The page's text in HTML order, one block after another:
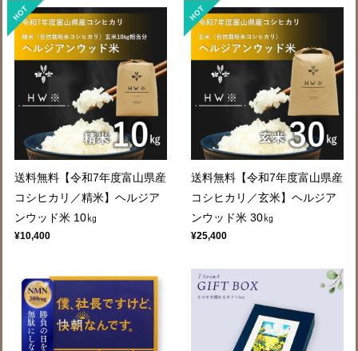
送料無料【令和7年度富山県産
コシヒカリ／精米】ヘルジア
ンウッド米 10㎏
¥10,400
送料無料【令和7年度富山県産
コシヒカリ／玄米】ヘルジア
ンウッド米 30㎏
¥25,400